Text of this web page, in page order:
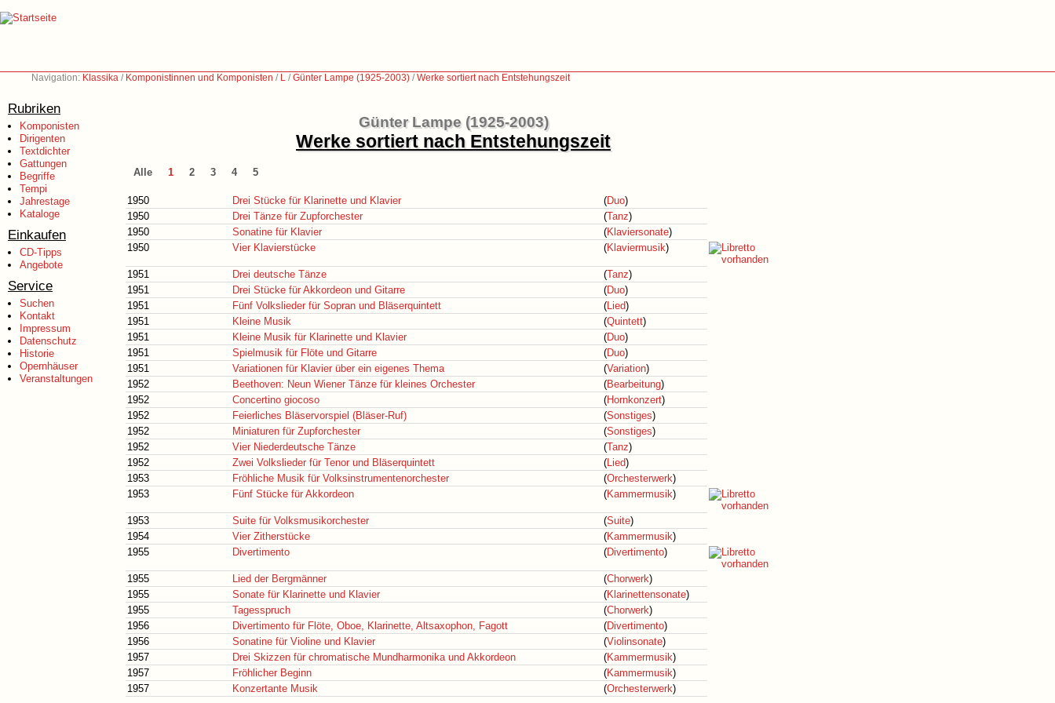
Navigation: Klassika / Komponistinnen und Komponisten / L /Günter Lampe (1925-2003) /Werke sortiert nach Entstehungszeit
Rubriken
Komponisten
Dirigenten
Textdichter
Gattungen
Begriffe
Tempi
Jahrestage
Kataloge
Einkaufen
CD-Tipps
Angebote
Service
Suchen
Kontakt
Impressum
Datenschutz
Historie
Opernhäuser
Veranstaltungen
Günter Lampe (1925-2003)
Werke sortiert nach Entstehungszeit
Alle 1 2 3 4 5
1950 Drei Stücke für Klarinette und Klavier (Duo)
1950
Drei Tänze für Zupforchester (Tanz)
1950
Sonatine für Klavier (Klaviersonate)
1950
Vier Klavierstücke (Klaviermusik)
1951 Drei deutsche Tänze (Tanz)
1951
Drei Stücke für Akkordeon und Gitarre (Duo)
1951
Fünf Volkslieder für Sopran und Bläserquintett (Lied)
1951
Kleine Musik (Quintett)
1951
Kleine Musik für Klarinette und Klavier (Duo)
1951
Spielmusik für Flöte und Gitarre (Duo)
1951
Variationen für Klavier über ein eigenes Thema (Variation)
1952
Beethoven: Neun Wiener Tänze für kleines Orchester (Bearbeitung)
1952
Concertino giocoso (Hornkonzert)
1952
Feierliches Bläservorspiel (Bläser-Ruf) (Sonstiges)
1952
Miniaturen für Zupforchester (Sonstiges)
1952
Vier Niederdeutsche Tänze (Tanz)
1952
Zwei Volkslieder für Tenor und Bläserquintett (Lied)
1953
Fröhliche Musik für Volksinstrumentenorchester (Orchesterwerk)
1953
Fünf Stücke für Akkordeon (Kammermusik)
1953 Suite für Volksmusikorchester (Suite)
1954
Vier Zitherstücke (Kammermusik)
1955
Divertimento (Divertimento)
1955 Lied der Bergmänner (Chorwerk)
1955
Sonate für Klarinette und Klavier (Klarinettensonate)
1955
Tagesspruch (Chorwerk)
1956
Divertimento für Flöte, Oboe, Klarinette, Altsaxophon, Fagott (Divertimento)
1956
Sonatine für Violine und Klavier (Violinsonate)
1957
Drei Skizzen für chromatische Mundharmonika und Akkordeon (Kammermusik)
1957
Fröhlicher Beginn (Kammermusik)
1957
Konzertante Musik (Orchesterwerk)